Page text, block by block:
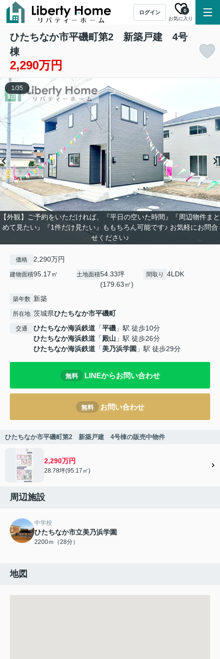
ログイン
お気に入り
0
ひたちなか市平磯町第2 新築戸建 4号
棟
2,290万円
【外観】ご予約をいただければ、『平日の空いた時間』『周辺物件まと
めて見たい』『1件だけ見たい』ももちろん可能です♪ お気軽にお問合
せください♪
1/35
価格 2,290万円
建物面積95.17㎡ 土地面積54.33坪
(179.63㎡)
間取り 4LDK
築年数 新築
所在地 茨城県ひたちなか市平磯町
交通 ひたちなか海浜鉄道 「平磯 」駅 徒歩10分
ひたちなか海浜鉄道 「殿山 」駅 徒歩26分
ひたちなか海浜鉄道 「美乃浜学園 」駅 徒歩29分
無料 LINEからお問い合わせ
無料 お問い合わせ
ひたちなか市平磯町第2 新築戸建 4号棟の販売中物件
2,290万円
28.78坪(95.17㎡)
周辺施設
中学校
ひたちなか市立美乃浜学園
2200ｍ（28分）
地図